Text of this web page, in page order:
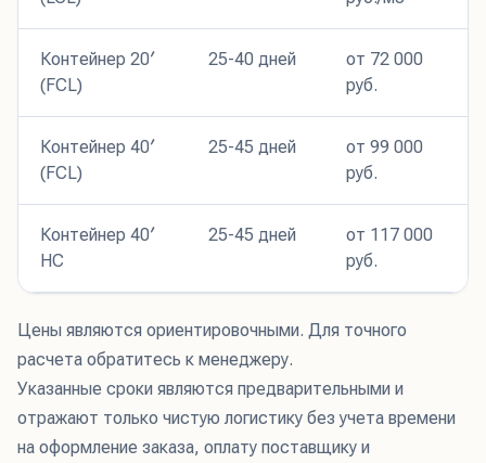
Контейнер 20′
(FCL)
25-40 дней
от 72 000
руб.
Контейнер 40′
(FCL)
25-45 дней
от 99 000
руб.
Контейнер 40′
HC
25-45 дней
от 117 000
руб.
Цены являются ориентировочными. Для точного
расчета обратитесь к менеджеру.
Указанные сроки являются предварительными и
отражают только чистую логистику без учета времени
на оформление заказа, оплату поставщику и